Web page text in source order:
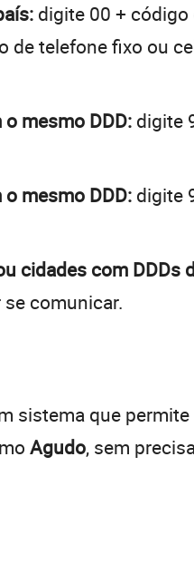
digite 00 +
de telefone fixo ou
mesmo DDD: digite
mesmo DDD: digite
cidades com DDDs
comunicar.
sistema que
Agudo, sem